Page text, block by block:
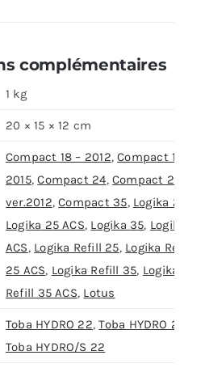
complémentaires
1 kg
20 × 15 × 12 cm
Compact 18 – 2012,Compact 18 –
2015,Compact 24,Compact 24
ver.2012,Compact 35, Logika 25
Logika 25 ACS, Logika 35, Logika 35
ACS, Logika Refill 25, Logika Refill
25 ACS, Logika Refill 35, Logika
Refill 35 ACS, Lotus
Toba HYDRO 22,Toba HYDRO 22 HE
Toba HYDRO/S 22